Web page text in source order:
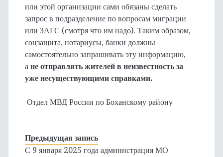
или этой организации сами обязаны сделать
запрос в подразделение по вопросам миграции
или ЗАГС (смотря что им надо). Таким образом,
соцзащита, нотариусы, банки должны
самостоятельно запрашивать эту информацию,
а не отправлять жителей в неизвестность за
уже несуществующими справками.
Отдел МВД России по Боханскому району
Предыдущая запись
С 9 января 2025 года администрация МО